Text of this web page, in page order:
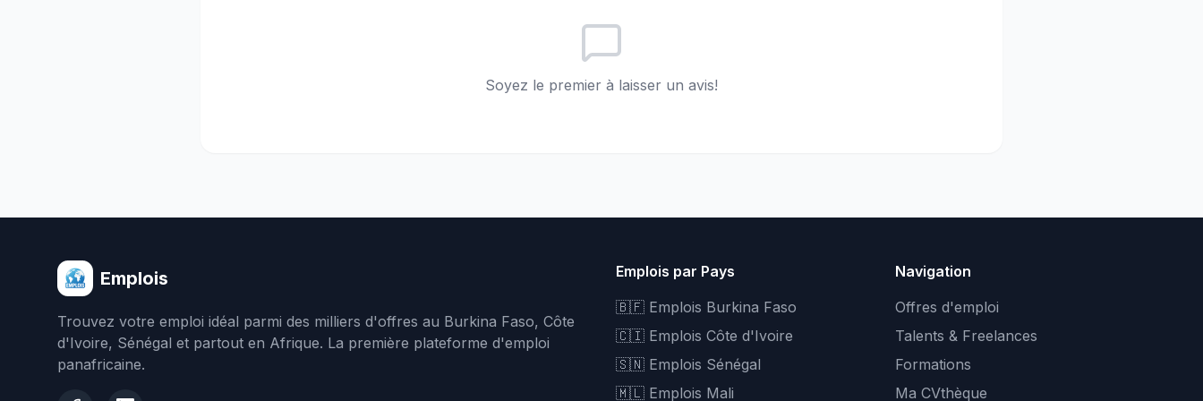
Soyez le premier à laisser un avis!
Emplois
Trouvez votre emploi idéal parmi des milliers d'offres au Burkina Faso, Côte
d'Ivoire, Sénégal et partout en Afrique. La première plateforme d'emploi
panafricaine.
Emplois par Pays
🇧🇫 Emplois Burkina Faso
🇨🇮 Emplois Côte d'Ivoire
🇸🇳 Emplois Sénégal
🇲🇱 Emplois Mali
Navigation
Offres d'emploi
Talents & Freelances
Formations
Ma CVthèque